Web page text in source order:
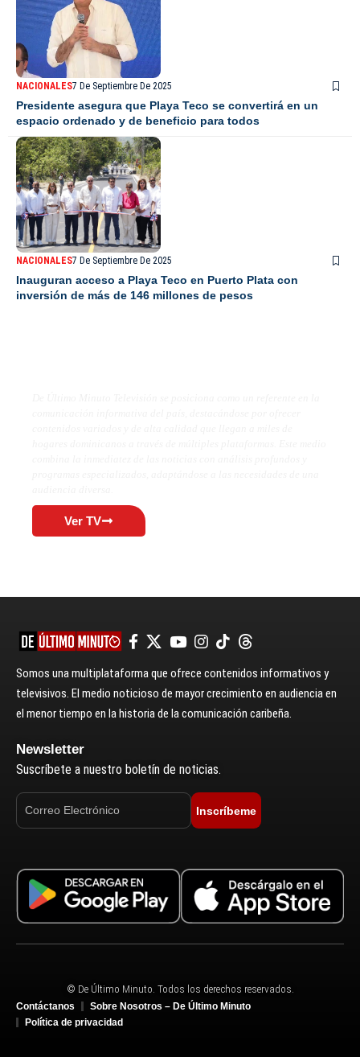
NACIONALES7 De Septiembre De 2025
Presidente asegura que Playa Teco se convertirá en un
espacio ordenado y de beneficio para todos
NACIONALES7 De Septiembre De 2025
Inauguran acceso a Playa Teco en Puerto Plata con
inversión de más de 146 millones de pesos
Ver TV
Somos una multiplataforma que ofrece contenidos informativos y
televisivos. El medio noticioso de mayor crecimiento en audiencia en
el menor tiempo en la historia de la comunicación caribeña.
Newsletter
Suscríbete a nuestro boletín de noticias.
Inscríbeme
© De Último Minuto. Todos los derechos reservados.
Contáctanos
Sobre Nosotros – De Último Minuto
Política de privacidad